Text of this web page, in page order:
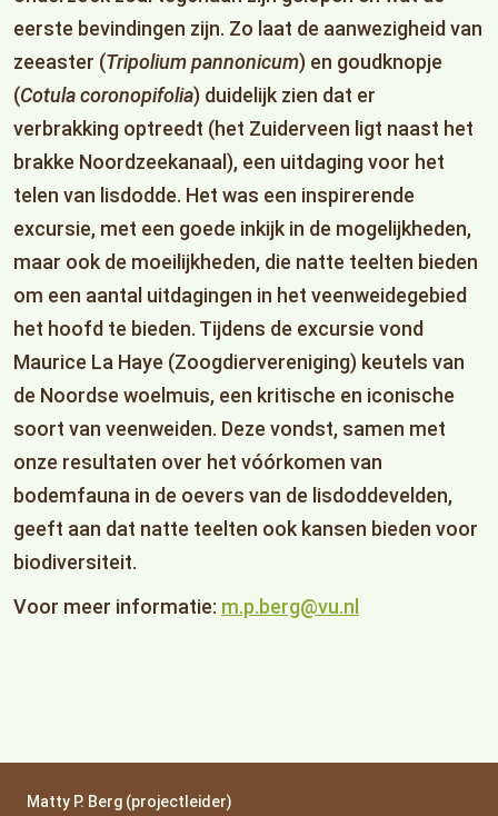
eerste bevindingen zijn. Zo laat de aanwezigheid van
zeeaster (Tripolium pannonicum) en goudknopje
(Cotula coronopifolia) duidelijk zien dat er
verbrakking optreedt (het Zuiderveen ligt naast het
brakke Noordzeekanaal), een uitdaging voor het
telen van lisdodde. Het was een inspirerende
excursie, met een goede inkijk in de mogelijkheden,
maar ook de moeilijkheden, die natte teelten bieden
om een aantal uitdagingen in het veenweidegebied
het hoofd te bieden. Tijdens de excursie vond
Maurice La Haye (Zoogdiervereniging) keutels van
de Noordse woelmuis, een kritische en iconische
soort van veenweiden. Deze vondst, samen met
onze resultaten over het vóórkomen van
bodemfauna in de oevers van de lisdoddevelden,
geeft aan dat natte teelten ook kansen bieden voor
biodiversiteit.
Voor meer informatie: m.p.berg@vu.nl
Matty P. Berg (projectleider)